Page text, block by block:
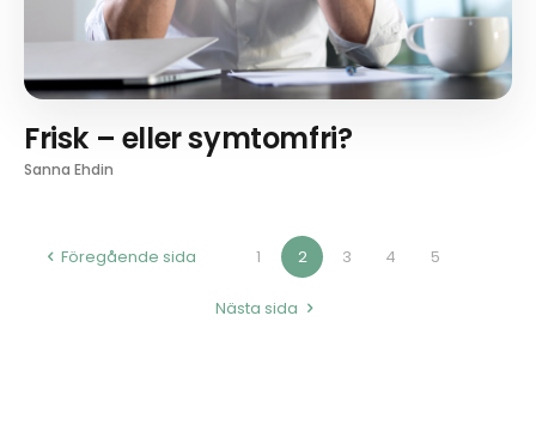
Frisk – eller symtomfri?
Sanna Ehdin
Föregående sida 1 2 3 4 5
Nästa sida